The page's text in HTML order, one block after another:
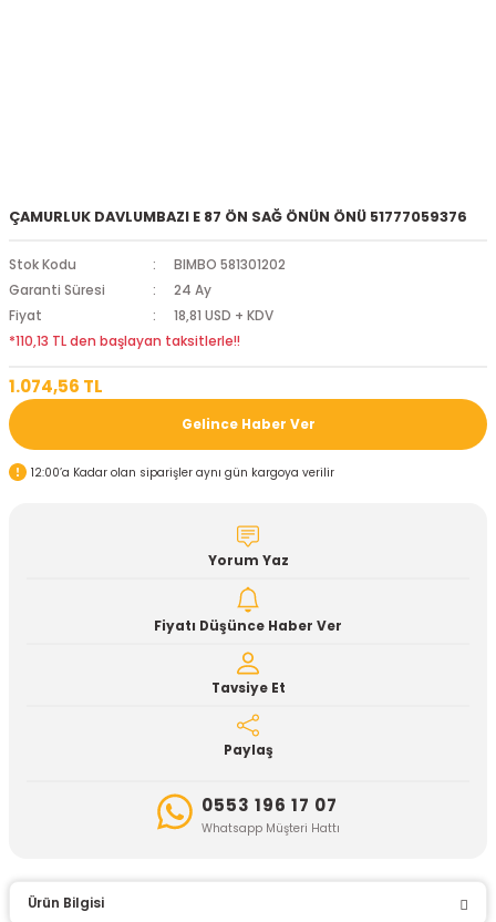
ÇAMURLUK DAVLUMBAZI E 87 ÖN SAĞ ÖNÜN ÖNÜ 51777059376
Stok Kodu
BIMBO 581301202
Garanti Süresi
24 Ay
Fiyat
18,81 USD + KDV
*110,13 TL den başlayan taksitlerle!!
1.074,56 TL
Gelince Haber Ver
12:00’a Kadar olan siparişler aynı gün kargoya verilir
Yorum Yaz
Fiyatı Düşünce Haber Ver
Tavsiye Et
Paylaş
0553 196 17 07
Whatsapp Müşteri Hattı
Ürün Bilgisi